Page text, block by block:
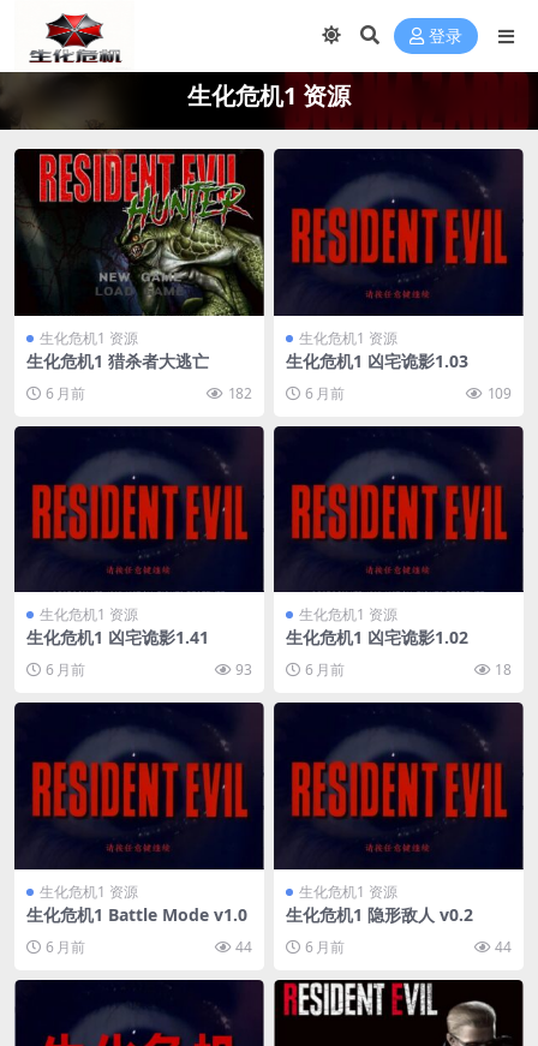
登录
生化危机1 资源
生化危机1 资源
生化危机1 猎杀者大逃亡
6 月前 182
生化危机1 资源
生化危机1 凶宅诡影1.03
6 月前 109
生化危机1 资源
生化危机1 凶宅诡影1.41
6 月前 93
生化危机1 资源
生化危机1 凶宅诡影1.02
6 月前 18
生化危机1 资源
生化危机1 Battle Mode v1.0
6 月前 44
生化危机1 资源
生化危机1 隐形敌人 v0.2
6 月前 44